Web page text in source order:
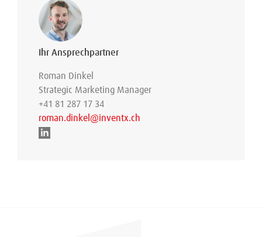
Ihr Ansprechpartner
Roman Dinkel
Strategic Marketing Manager
+41 81 287 17 34
roman.dinkel@inventx.ch